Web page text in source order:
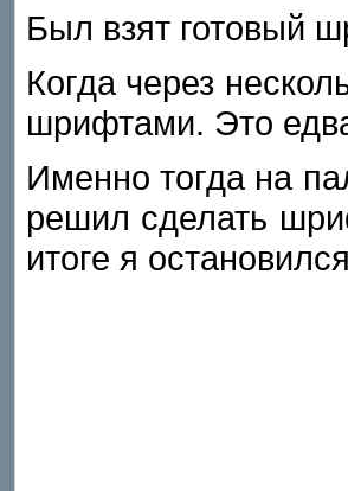
Был взят готовый
Когда через
шрифтами. Это
Именно тогда на
решил сделать
итоге я